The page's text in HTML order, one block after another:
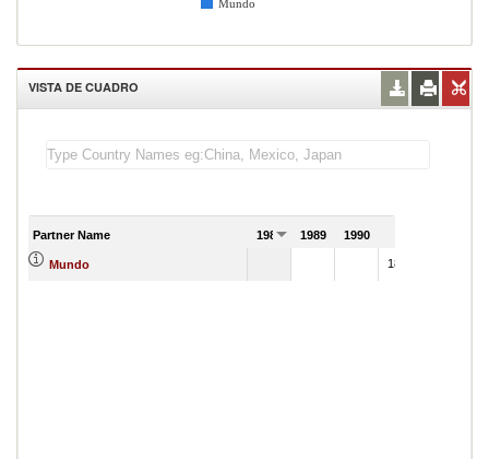
Mundo
VISTA DE CUADRO
Partner Name 1988 1989 1990
Mundo 1839269